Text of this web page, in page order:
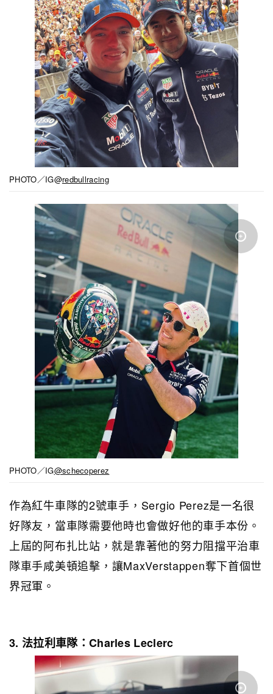
PHOTO／IG@redbullracing
PHOTO／IG@schecoperez
作為紅牛車隊的2號車手，Sergio Perez是一名很
好隊友，當車隊需要他時也會做好他的車手本份。
上屆的阿布扎比站，就是靠著他的努力阻擋平治車
隊車手咸美頓追擊，讓MaxVerstappen奪下首個世
界冠軍。
3. 法拉利車隊：Charles Leclerc